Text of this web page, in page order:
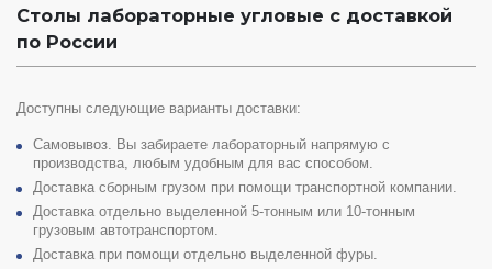
Столы лабораторные угловые с доставкой
по России
Доступны следующие варианты доставки:
Самовывоз. Вы забираете лабораторный напрямую с
производства, любым удобным для вас способом.
Доставка сборным грузом при помощи транспортной компании.
Доставка отдельно выделенной 5-тонным или 10-тонным
грузовым автотранспортом.
Доставка при помощи отдельно выделенной фуры.